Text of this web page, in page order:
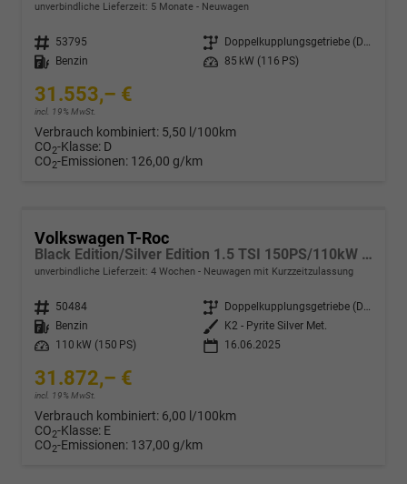
unverbindliche Lieferzeit: 5 Monate Neuwagen
Fahrzeugnr. 53795 Getriebe
Doppelkupplungsgetriebe (DSG)
Kraftstoff
Benzin Leistung 85 kW (116 PS)
31.553,– €
incl. 19% MwSt.
Verbrauch kombiniert: 5,50 l/100km
CO2-Klasse: D
CO2-Emissionen: 126,00 g/km
Volkswagen T-Roc
Black Edition/Silver Edition 1.5 TSI 150PS/110kW DSG 2025 +Black Paket+19"ALU+MATRIX+PANO
unverbindliche Lieferzeit: 4 Wochen Neuwagen mit Kurzzeitzulassung
Fahrzeugnr. 50484 Getriebe
Doppelkupplungsgetriebe (DSG)
Kraftstoff
Benzin Außenfarbe
K2 - Pyrite Silver Met.
Leistung
110 kW (150 PS) 16.06.2025
31.872,– €
incl. 19% MwSt.
Verbrauch kombiniert: 6,00 l/100km
CO2-Klasse: E
CO2-Emissionen: 137,00 g/km